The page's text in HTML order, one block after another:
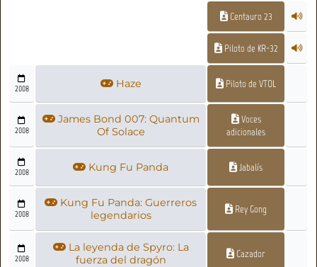
Centauro 23
Piloto de KR-32
2008 Haze Piloto de VTOL
2008
James Bond 007: Quantum
Of Solace
Voces
adicionales
2008 Kung Fu Panda Jabalís
2008
Kung Fu Panda: Guerreros
legendarios
Rey Gong
2008
La leyenda de Spyro: La
fuerza del dragón
Cazador